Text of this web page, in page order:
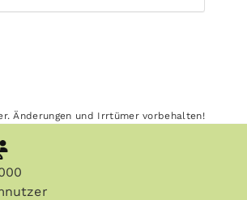
Änderungen und Irrtümer vorbehalten!